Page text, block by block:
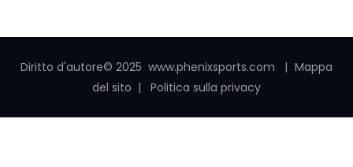
Diritto d'autore© 2025 www.phenixsports.com | Mappa
del sito | Politica sulla privacy